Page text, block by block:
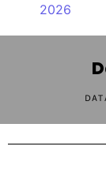
2026